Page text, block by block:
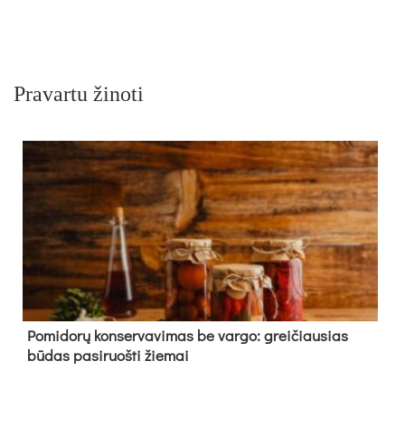
Pravartu žinoti
Pomidorų konservavimas be vargo: greičiausias
būdas pasiruošti žiemai